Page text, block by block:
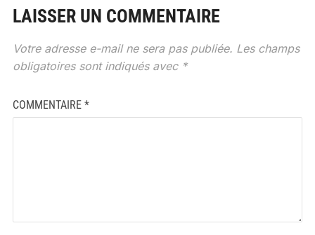
LAISSER UN COMMENTAIRE
Votre adresse e-mail ne sera pas publiée. Les champs
obligatoires sont indiqués avec *
COMMENTAIRE *